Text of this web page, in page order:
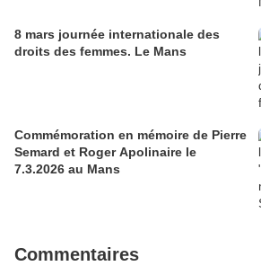
8 mars journée internationale des
droits des femmes. Le Mans
Commémoration en mémoire de Pierre
Semard et Roger Apolinaire le
7.3.2026 au Mans
Commentaires